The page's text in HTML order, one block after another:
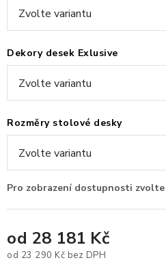
BEDERNÍ A KRČNÍ OPĚRKY
PODLOŽKY POD MYŠ A ZÁPĚSTÍ
ERGONOMICKÉ KLÁVESNICE
VÝSUVY A DRŽÁKY NA
DRŽÁKY LCD MONITORŮ A TV
STOJANY POD NOTEBOOK
Dekory desek Exlusive
Rozměry stolové desky
od 28 181 Kč
od 23 290 Kč bez DPH